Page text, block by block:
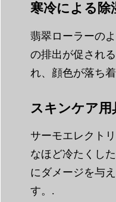
寒冷による除
翡翠ローラーの
の排出が促され
れ、顔色が落ち
スキンケア用
サーモエレクト
なほど冷たくし
にダメージを与
す。.